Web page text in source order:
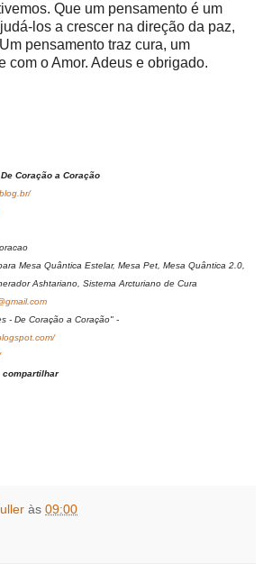
Que um pensamento é um
los a crescer na direção da paz,
pensamento traz cura, um
com o Amor. Adeus e obrigado.
Coração a Coração
Mesa Quântica Estelar, Mesa Pet, Mesa Quântica 2.0,
Ashtariano, Sistema Arcturiano de Cura
- De Coração a Coração" -
compartilhar
às 09:00